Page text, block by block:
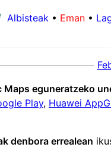
Albisteak • Eman •
Maps eguneratzeko
Play, Huawei
denbora errealean